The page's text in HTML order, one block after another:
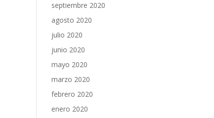
septiembre 2020
agosto 2020
julio 2020
junio 2020
mayo 2020
marzo 2020
febrero 2020
enero 2020